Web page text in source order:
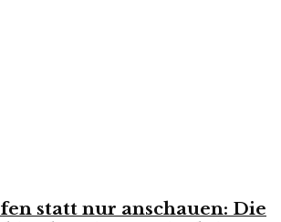
statt nur anschauen: Die